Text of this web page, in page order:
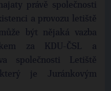
právě společnosti
a provozu letiště
být nějaká vazba
za KDU-ČSL a
společnosti Letiště
je Juránkovým